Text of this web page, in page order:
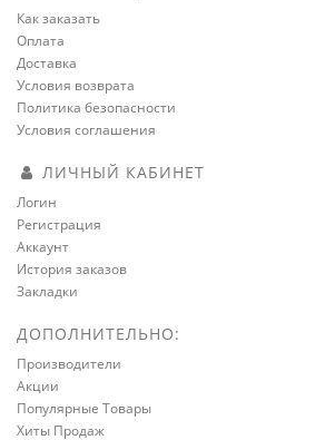
Как заказать
Оплата
Доставка
Условия возврата
Политика безопасности
Условия соглашения
ЛИЧНЫЙ КАБИНЕТ
Логин
Регистрация
Аккаунт
История заказов
Закладки
ДОПОЛНИТЕЛЬНО:
Производители
Акции
Популярные Товары
Хиты Продаж